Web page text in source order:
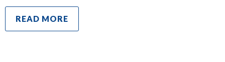
READ MORE